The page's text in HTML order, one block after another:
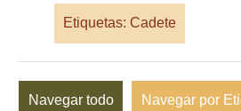
Etiquetas: Cadete
Navegar todo Navegar por